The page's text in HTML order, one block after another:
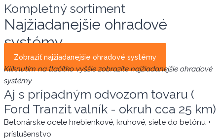
Kompletný sortiment
Najžiadanejšie ohradové
systémy
Zobraziť najžiadanejšie ohradové systémy
Kliknutím na tlačítko vyššie zobrazíte najžiadanejšie ohradové
systémy
Aj s prípadným odvozom tovaru (
Ford Tranzit valník - okruh cca 25 km)
Betonárske ocele hrebienkové, kruhové, siete do betónu +
príslušenstvo